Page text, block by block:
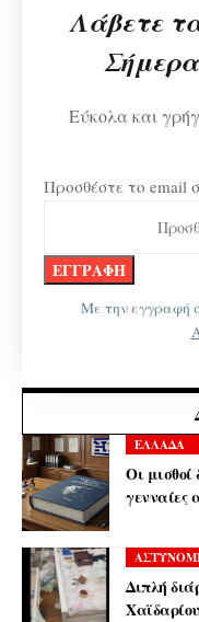
Λάβετε
Εύκολα και
Προσθέστε το email
Με την εγγραφή
ΕΛΛΑΔΑ
Οι
γενναίες
Διπλή
Χαϊδαρίου